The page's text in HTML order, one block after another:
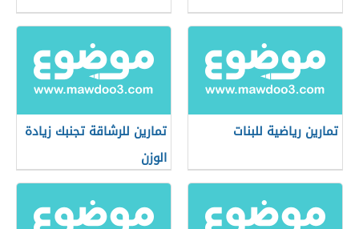
تمارين رياضية للبنات
تمارين للرشاقة تجنبك زيادة
الوزن